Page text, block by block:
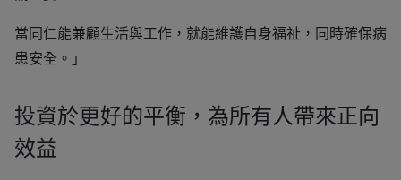
當同仁能兼顧生活與工作，就能維護自身福祉，同時確保病
患安全。」
投資於更好的平衡，為所有人帶來正向
效益